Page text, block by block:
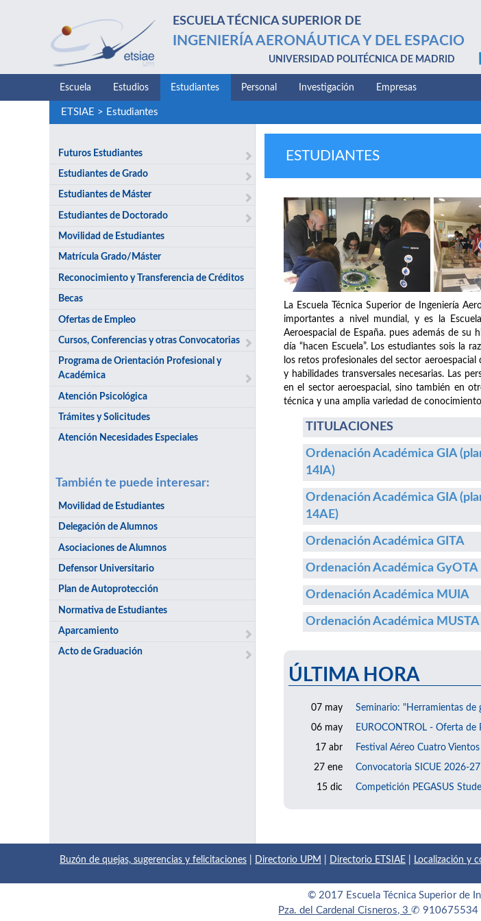
ESCUELA TÉCNICA SUPERIOR DE
INGENIERÍA AERONÁUTICA Y DEL ESPACIO
UNIVERSIDAD POLITÉCNICA DE MADRID
Escuela Estudios Estudiantes Personal Investigación Empresas
ETSIAE > Estudiantes
Futuros Estudiantes
Estudiantes de Grado
Estudiantes de Máster
Estudiantes de Doctorado
Movilidad de Estudiantes
Matrícula Grado/Máster
Reconocimiento y Transferencia de Créditos
Becas
Ofertas de Empleo
Cursos, Conferencias y otras Convocatorias
Programa de Orientación Profesional y
Académica
Atención Psicológica
Trámites y Solicitudes
Atención Necesidades Especiales
También te puede interesar:
Movilidad de Estudiantes
Delegación de Alumnos
Asociaciones de Alumnos
Defensor Universitario
Plan de Autoprotección
Normativa de Estudiantes
Aparcamiento
Acto de Graduación
ESTUDIANTES
La Escuela Técnica Superior de Ingeniería
importantes a nivel mundial, y es la
Aeroespacial de España. pues además de
día “hacen Escuela”. Los estudiantes sois la
los retos profesionales del sector
y habilidades transversales necesarias. Las
en el sector aeroespacial, sino también en
técnica y una amplia variedad de
TITULACIONES
Ordenación Académica GIA
14IA)
Ordenación Académica GIA
14AE)
Ordenación Académica GITA
Ordenación Académica GyOTA
Ordenación Académica MUIA
Ordenación Académica MUSTA
ÚLTIMA HORA
07 may Seminario: "Herramientas de
06 may EUROCONTROL - Oferta de
17 abr Festival Aéreo Cuatro
27 ene Convocatoria SICUE 2026-27
15 dic Competición PEGASUS
Buzón de quejas, sugerencias y felicitaciones Directorio UPM Directorio ETSIAE Localización y
© 2017 Escuela Técnica Superior de
Pza. del Cardenal Cisneros, 3✆ 910675534